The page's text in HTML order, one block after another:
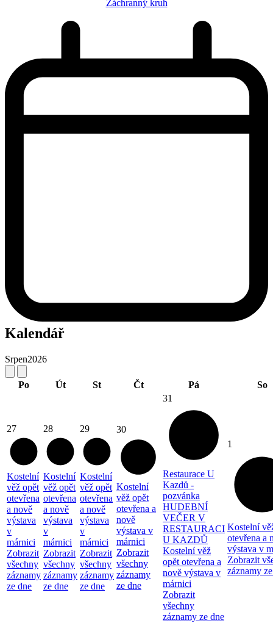
Záchranný kruh
Kalendář
Srpen2026
Po Út St Čt Pá So
27
Kostelní
věž opět
otevřena
a nově
výstava
v
márnici
Zobrazit
všechny
záznamy
ze dne
28
Kostelní
věž opět
otevřena
a nově
výstava
v
márnici
Zobrazit
všechny
záznamy
ze dne
29
Kostelní
věž opět
otevřena
a nově
výstava
v
márnici
Zobrazit
všechny
záznamy
ze dne
30
Kostelní
věž opět
otevřena a
nově
výstava v
márnici
Zobrazit
všechny
záznamy
ze dne
31
Restaurace U
Kazdů -
pozvánka
HUDEBNÍ
VEČER V
RESTAURACI
U KAZDŮ
Kostelní věž
opět otevřena a
nově výstava v
márnici
Zobrazit
všechny
záznamy ze dne
1
Kostelní
otevřena a
výstava v
Zobrazit
záznamy